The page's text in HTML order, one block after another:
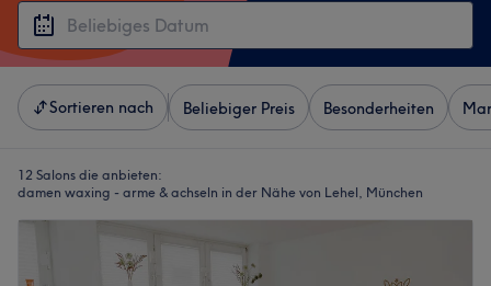
Sortieren nach Beliebiger Preis Besonderheiten
12 Salons die anbieten:
damen waxing - arme & achseln in der Nähe von Lehel, München